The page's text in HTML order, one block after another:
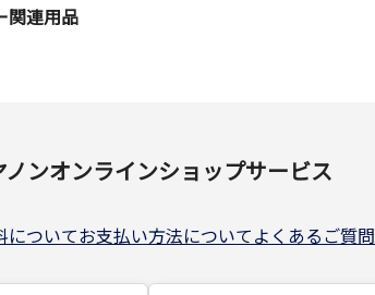
関連用品
ノンオンラインショップサービス
についてお支払い方法についてよくあるご質問